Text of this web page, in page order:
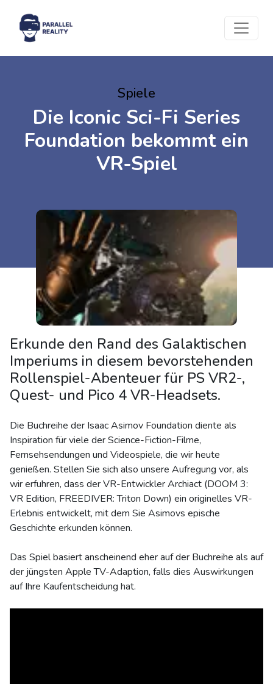
Spiele
Die Iconic Sci-Fi Series
Foundation bekommt ein
VR-Spiel
Erkunde den Rand des Galaktischen
Imperiums in diesem bevorstehenden
Rollenspiel-Abenteuer für PS VR2-,
Quest- und Pico 4 VR-Headsets.
Die Buchreihe der Isaac Asimov Foundation diente als
Inspiration für viele der Science-Fiction-Filme,
Fernsehsendungen und Videospiele, die wir heute
genießen. Stellen Sie sich also unsere Aufregung vor, als
wir erfuhren, dass der VR-Entwickler Archiact (DOOM 3:
VR Edition, FREEDIVER: Triton Down) ein originelles VR-
Erlebnis entwickelt, mit dem Sie Asimovs epische
Geschichte erkunden können.
Das Spiel basiert anscheinend eher auf der Buchreihe als auf
der jüngsten Apple TV-Adaption, falls dies Auswirkungen
auf Ihre Kaufentscheidung hat.